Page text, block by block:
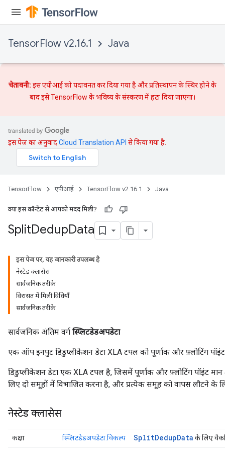
TensorFlow v2.16.1 Java
चेतावनी: इस एपीआई को पदावनत कर दिया गया है औरप्रतिस्थापनके स्थिर होने के
बाद इसे TensorFlow के भविष्य के संस्करण में हटा दिया जाएगा।
इस पेज का अनुवादCloud Translation API से किया गया है.
TensorFlow एपीआई TensorFlow v2.16.1 Java
क्या इस कॉन्टेंट से आपको मदद मिली?
SplitDedupData
इस पेज पर, यह जानकारी उपलब्ध है
नेस्टेड क्लासेस
सार्वजनिक तरीके
विरासत में मिली विधियाँ
सार्वजनिक तरीके
सार्वजनिक अंतिम वर्ग स्प्लिटडेडअपडेटा
एक ऑप इनपुट डिडुप्लीकेशन डेटा XLA टपल को पूर्णांक और फ़्लोटिंग
डिडुप्लीकेशन डेटा एक XLA टपल है, जिसमें पूर्णांक और फ़्लोटिंग पॉइंट मान
लिए दो समूहों में विभाजित करना है, और प्रत्येक समूह को वापस लौटने के
नेस्टेड क्लासेस
कक्षा स्प्लिटडेडअपडेटा.विकल्प SplitDedupData के लिए